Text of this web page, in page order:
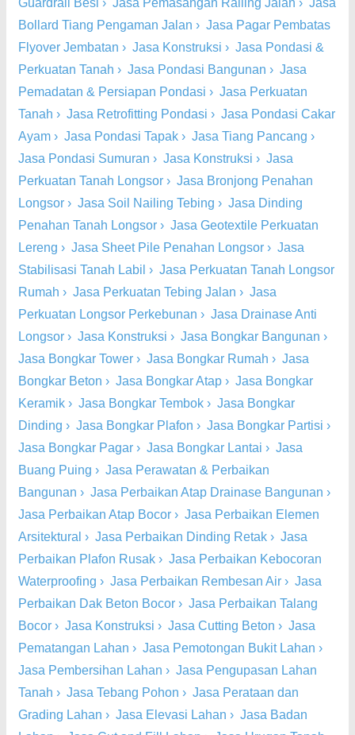
Guardrail Besi › Jasa Pemasangan Railing Jalan › Jasa
Bollard Tiang Pengaman Jalan › Jasa Pagar Pembatas
Flyover Jembatan › Jasa Konstruksi › Jasa Pondasi &
Perkuatan Tanah › Jasa Pondasi Bangunan › Jasa
Pemadatan & Persiapan Pondasi › Jasa Perkuatan
Tanah › Jasa Retrofitting Pondasi › Jasa Pondasi Cakar
Ayam › Jasa Pondasi Tapak › Jasa Tiang Pancang ›
Jasa Pondasi Sumuran › Jasa Konstruksi › Jasa
Perkuatan Tanah Longsor › Jasa Bronjong Penahan
Longsor › Jasa Soil Nailing Tebing › Jasa Dinding
Penahan Tanah Longsor › Jasa Geotextile Perkuatan
Lereng › Jasa Sheet Pile Penahan Longsor › Jasa
Stabilisasi Tanah Labil › Jasa Perkuatan Tanah Longsor
Rumah › Jasa Perkuatan Tebing Jalan › Jasa
Perkuatan Longsor Perkebunan › Jasa Drainase Anti
Longsor › Jasa Konstruksi › Jasa Bongkar Bangunan ›
Jasa Bongkar Tower › Jasa Bongkar Rumah › Jasa
Bongkar Beton › Jasa Bongkar Atap › Jasa Bongkar
Keramik › Jasa Bongkar Tembok › Jasa Bongkar
Dinding › Jasa Bongkar Plafon › Jasa Bongkar Partisi ›
Jasa Bongkar Pagar › Jasa Bongkar Lantai › Jasa
Buang Puing › Jasa Perawatan & Perbaikan
Bangunan › Jasa Perbaikan Atap Drainase Bangunan ›
Jasa Perbaikan Atap Bocor › Jasa Perbaikan Elemen
Arsitektural › Jasa Perbaikan Dinding Retak › Jasa
Perbaikan Plafon Rusak › Jasa Perbaikan Kebocoran
Waterproofing › Jasa Perbaikan Rembesan Air › Jasa
Perbaikan Dak Beton Bocor › Jasa Perbaikan Talang
Bocor › Jasa Konstruksi › Jasa Cutting Beton › Jasa
Pematangan Lahan › Jasa Pemotongan Bukit Lahan ›
Jasa Pembersihan Lahan › Jasa Pengupasan Lahan
Tanah › Jasa Tebang Pohon › Jasa Perataan dan
Grading Lahan › Jasa Elevasi Lahan › Jasa Badan